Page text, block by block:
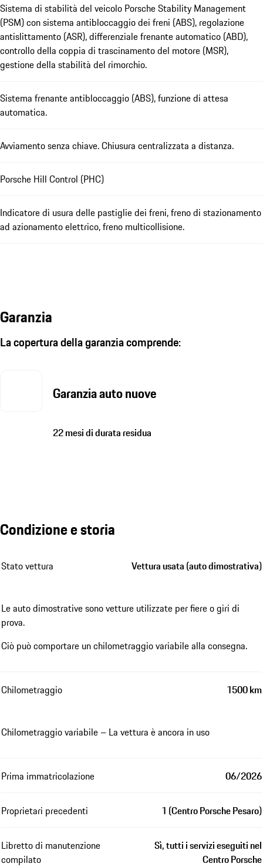
Sistema di stabilità del veicolo Porsche Stability Management
(PSM) con sistema antibloccaggio dei freni (ABS), regolazione
antislittamento (ASR), differenziale frenante automatico (ABD),
controllo della coppia di trascinamento del motore (MSR),
gestione della stabilità del rimorchio.
Sistema frenante antibloccaggio (ABS), funzione di attesa
automatica.
Avviamento senza chiave. Chiusura centralizzata a distanza.
Porsche Hill Control (PHC)
Indicatore di usura delle pastiglie dei freni, freno di stazionamento
ad azionamento elettrico, freno multicollisione.
Garanzia
La copertura della garanzia comprende:
Garanzia auto nuove
22 mesi di durata residua
Condizione e storia
Stato vettura Vettura usata (auto dimostrativa)
Le auto dimostrative sono vetture utilizzate per fiere o giri di
prova.
Ciò può comportare un chilometraggio variabile alla consegna.
Chilometraggio 1500 km
Chilometraggio variabile – La vettura è ancora in uso
Prima immatricolazione 06/2026
Proprietari precedenti 1 (Centro Porsche Pesaro)
Libretto di manutenzione
compilato
Sì, tutti i servizi eseguiti nel
Centro Porsche